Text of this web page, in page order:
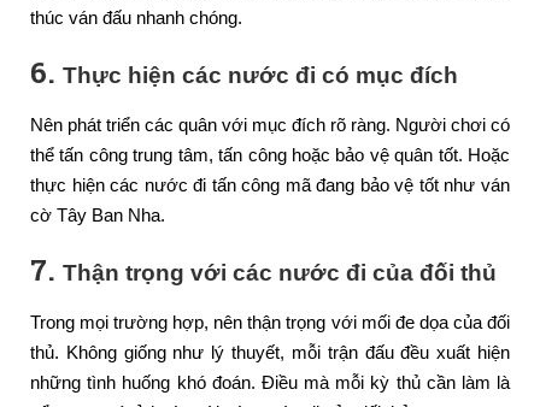
thúc ván đấu nhanh chóng.
6. Thực hiện các nước đi có mục đích
Nên phát triển các quân với mục đích rõ ràng. Người chơi có
thể tấn công trung tâm, tấn công hoặc bảo vệ quân tốt. Hoặc
thực hiện các nước đi tấn công mã đang bảo vệ tốt như ván
cờ Tây Ban Nha.
7. Thận trọng với các nước đi của đối thủ
Trong mọi trường hợp, nên thận trọng với mối đe dọa của đối
thủ. Không giống như lý thuyết, mỗi trận đấu đều xuất hiện
những tình huống khó đoán. Điều mà mỗi kỳ thủ cần làm là